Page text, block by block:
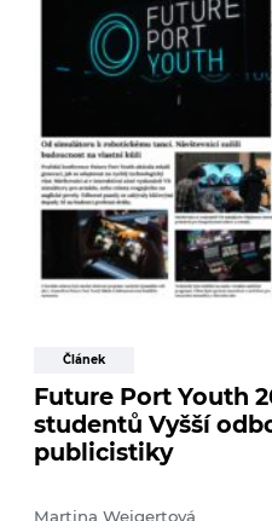
Článek
Future Port Youth
studentů Vyšší
publicistiky
Martina Weigertová